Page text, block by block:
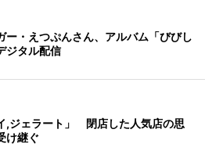
ー・えつぷんさん、アルバム「びびし
ジタル配信
,ジェラート」 閉店した人気店の思
け継ぐ